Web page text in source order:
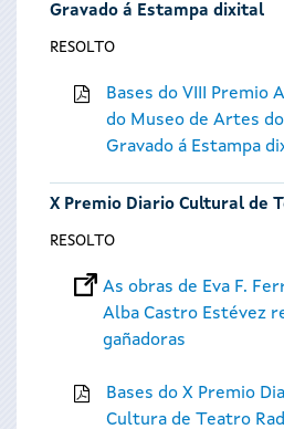
Gravado á Estampa dixital
RESOLTO
Bases do VIII Premio
do Museo de Artes do
Gravado á Estampa
X Premio Diario Cultural de
RESOLTO
As obras de Eva F.
Alba Castro Estévez
gañadoras
Bases do X Premio
Cultura de Teatro